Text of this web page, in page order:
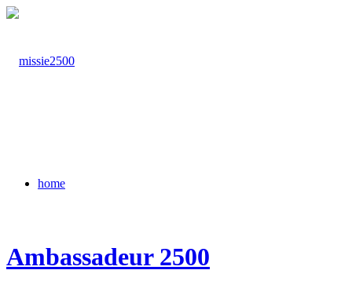
home
Ambassadeur 2500